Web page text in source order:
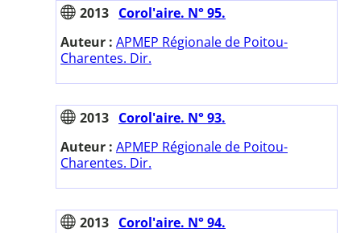
2013 Corol'aire. N° 95.
Auteur : APMEP Régionale de Poitou-
Charentes. Dir.
2013 Corol'aire. N° 93.
Auteur : APMEP Régionale de Poitou-
Charentes. Dir.
2013 Corol'aire. N° 94.